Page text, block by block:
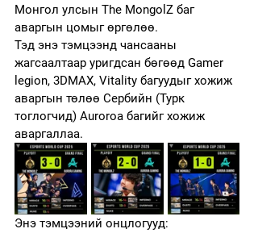
Монгол улсын The MongolZ баг
аваргын цомыг өргөлөө.
Тэд энэ тэмцээнд чансааны
жагсаалтаар уригдсан бөгөөд Gamer
legion, 3DMAX, Vitality багуудыг хожиж
аваргын төлөө Сербийн (Турк
тоглогчид) Auroroa багийг хожиж
аваргаллаа.
Энэ тэмцээний онцлогууд: